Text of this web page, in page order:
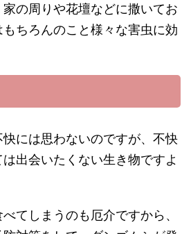
の周りや花壇などに撒いてお
ちろんのこと様々な害虫に効
には思わないのですが、不快
出会いたくない生き物ですよ
てしまうのも厄介ですから、